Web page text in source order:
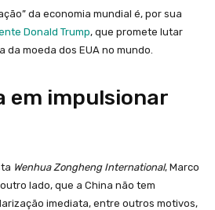
da economia mundial é, por sua
Donald Trump, que promete lutar
moeda dos EUA no mundo.
em impulsionar
Wenhua Zongheng International, Marco
lado, que a China não tem
imediata, entre outros motivos,